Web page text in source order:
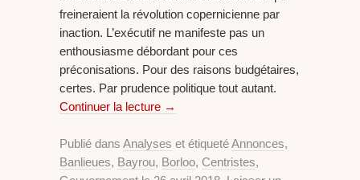
freineraient la révolution copernicienne par
inaction. L’exécutif ne manifeste pas un
enthousiasme débordant pour ces
préconisations. Pour des raisons budgétaires,
certes. Par prudence politique tout autant.
Continuer la lecture →
Publié dans Analyses et étiquetéAnnonces,
Banlieues, Bayrou, Borloo, Centristes,